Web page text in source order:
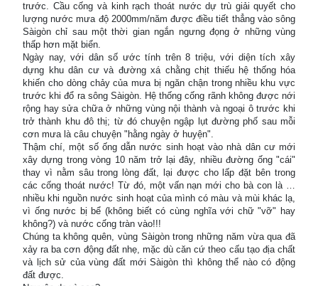
trước. Cầu cống và kinh rạch thoát nước dự trù giải quyết cho
lượng nước mưa độ 2000mm/năm được điều tiết thẳng vào sông
Sàigòn chỉ sau một thời gian ngắn ngưng đọng ở những vùng
thấp hơn mặt biển.
Ngày nay, với dân số ước tính trên 8 triệu, với diện tích xây
dựng khu dân cư và đường xá chằng chịt thiếu hệ thống hóa
khiến cho dòng chảy của mưa bị ngăn chận trong nhiều khu vực
trước khi đổ ra sông Sàigòn. Hệ thống cống rãnh không được nới
rộng hay sửa chữa ở những vùng nội thành và ngoại ô trước khi
trở thành khu đô thị; từ đó chuyện ngập lụt đường phố sau mỗi
cơn mưa là câu chuyện "hằng ngày ở huyện".
Thậm chí, một số ống dẫn nước sinh hoạt vào nhà dân cư mới
xây dựng trong vòng 10 năm trở lại đây, nhiều đường ống "cái"
thay vì nằm sâu trong lòng đất, lại được cho lấp đặt bên trong
các cống thoát nước! Từ đó, một vấn nạn mới cho bà con là …
nhiều khi nguồn nước sinh hoạt của mình có màu và mùi khác lạ,
vì ống nước bị bể (không biết có cùng nghĩa với chữ "vỡ" hay
không?) và nước cống tràn vào!!!
Chúng ta không quên, vùng Sàigòn trong những năm vừa qua đã
xảy ra ba cơn động đất nhẹ, mặc dù căn cứ theo cấu tạo địa chất
và lịch sử của vùng đất mới Sàigòn thì không thể nào có động
đất được.